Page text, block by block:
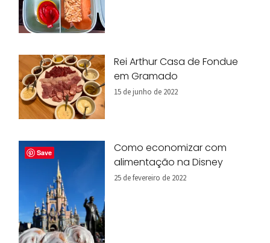
Rei Arthur Casa de Fondue
em Gramado
15 de junho de 2022
Como economizar com
alimentação na Disney
25 de fevereiro de 2022
Save